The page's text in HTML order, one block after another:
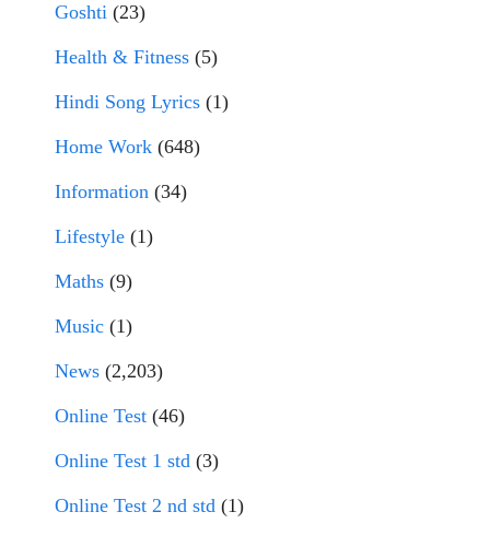
Goshti (23)
Health & Fitness (5)
Hindi Song Lyrics (1)
Home Work (648)
Information (34)
Lifestyle (1)
Maths (9)
Music (1)
News (2,203)
Online Test (46)
Online Test 1 std (3)
Online Test 2 nd std (1)